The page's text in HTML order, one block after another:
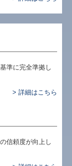
準に完全準拠し
> 詳細はこちら
信頼度が向上し